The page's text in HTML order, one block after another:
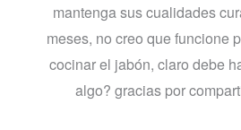
mantenga sus cualidades
meses, no creo que funcione
cocinar el jabón, claro debe
algo? gracias por